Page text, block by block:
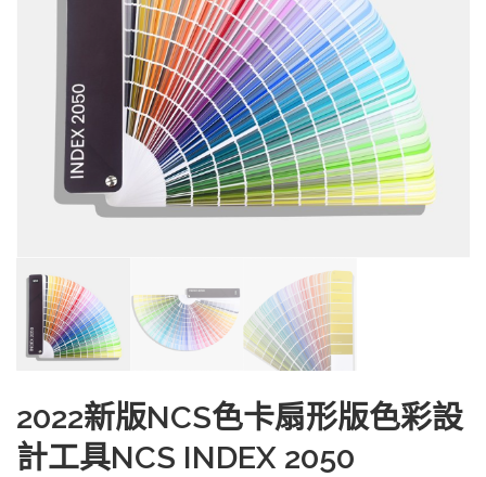
2022新版NCS色卡扇形版色彩設
計工具NCS INDEX 2050